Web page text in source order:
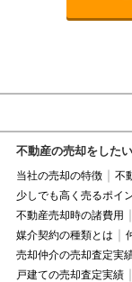
不動産の売却をしたい
当社の売却の特徴 不
少しでも高く売るポイ
不動産売却時の諸費用
媒介契約の種類とは
売却仲介の売却査定実
戸建ての売却査定実績